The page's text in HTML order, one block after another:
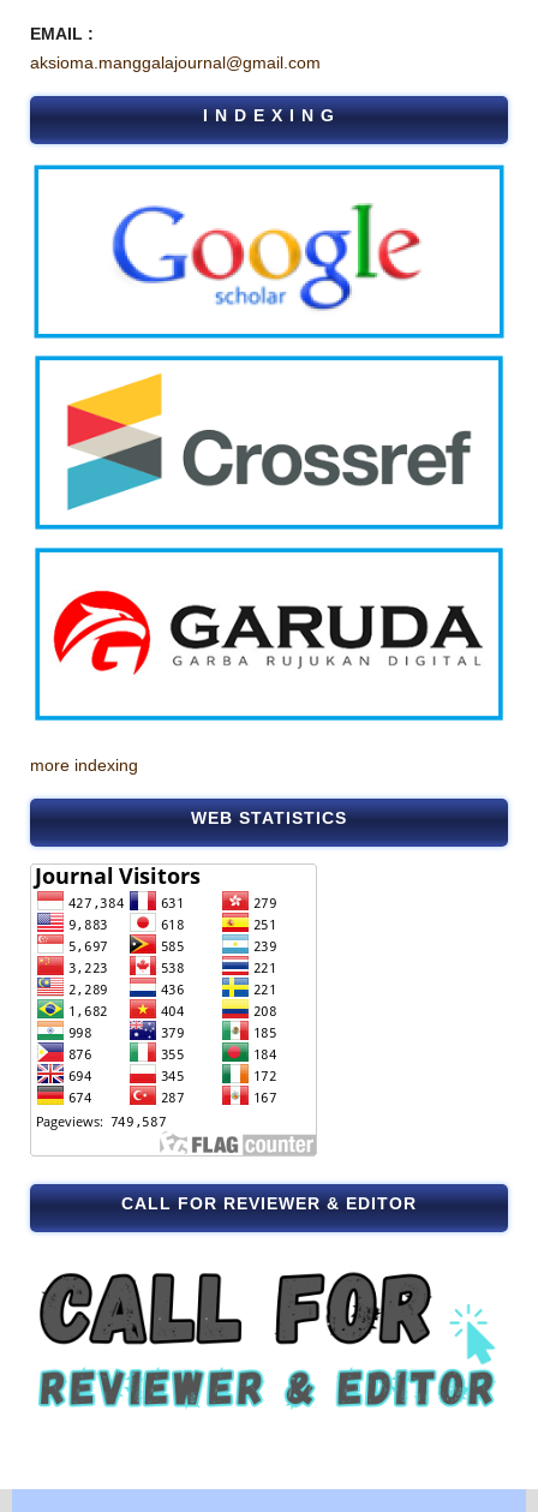
EMAIL :
aksioma.manggalajournal@gmail.com
I N D E X I N G
more indexing
WEB STATISTICS
CALL FOR REVIEWER & EDITOR